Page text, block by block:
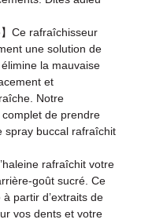
Ce rafraîchisseur
une solution de
la mauvaise
et
Notre
de prendre
spray buccal rafraîchit
rafraîchit votre
goût sucré. Ce
partir d’extraits de
vos dents et votre